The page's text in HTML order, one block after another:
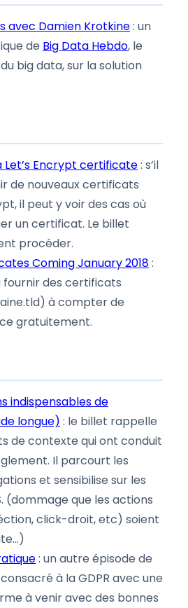
avec Damien Krotkine: un
de Big Data Hebdo, le
big data, sur la solution
Let’s Encrypt certificate: s’il
de nouveaux certificats
il peut y voir des cas où
un certificat. Le billet
procéder.
Coming January 2018:
fournir des certificats
à compter de
gratuitement.
indispensables de
longue) : le billet rappelle
de contexte qui ont conduit
Il parcourt les
et sensibilise sur les
(dommage que les actions
click-droit, etc) soient
: un autre épisode de
consacré à la GDPR avec une
à venir avec des bonnes